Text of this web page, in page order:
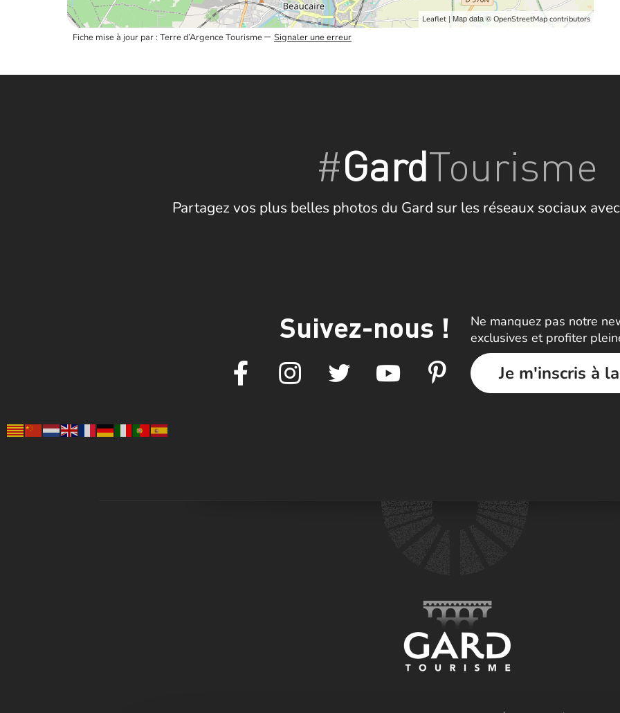
Leaflet | Map data ©OpenStreetMap contributors
Fiche mise à jour par : Terre d’Argence Tourisme– Signaler une erreur
#GardTourisme
Partagez vos plus belles photos du Gard sur les réseaux sociaux
Suivez-nous !
Ne manquez pas notre
exclusives et profiter
Je m'inscris à